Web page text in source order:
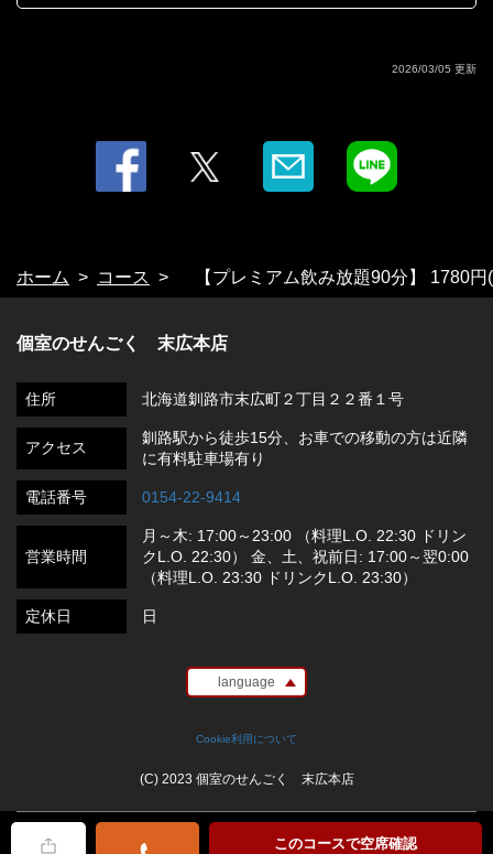
2026/03/05 更新
ホーム コース 【プレミアム飲み放題90分】 1780円
このコースで空席確認
個室のせんごく 末広本店
住所 北海道釧路市末広町２丁目２２番１号
アクセス
釧路駅から徒歩15分、お車での移動の方は近隣
に有料駐車場有り
電話番号 0154-22-9414
営業時間
月～木: 17:00～23:00 （料理L.O. 22:30 ドリン
クL.O. 22:30） 金、土、祝前日: 17:00～翌0:00
（料理L.O. 23:30 ドリンクL.O. 23:30）
定休日 日
language
Cookie利用について
(C) 2023 個室のせんごく 末広本店